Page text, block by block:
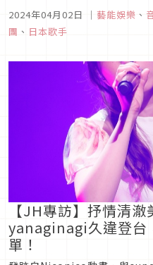
來看看這次有哪些值得一聽的
2024年04月02日 ｜ 藝能娛樂 、
團 、 日本歌手
【JH專訪】抒情清
yanaginagi久違登台
單！